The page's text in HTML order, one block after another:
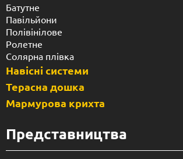
Батутне
Павільйони
Полівінілове
Ролетне
Солярна плівка
Навісні системи
Терасна дошка
Мармурова крихта
Представництва